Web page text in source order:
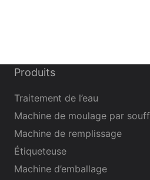
Produits
Traitement de l’eau
Machine de moulage par
Machine de remplissage
Étiqueteuse
Machine d’emballage